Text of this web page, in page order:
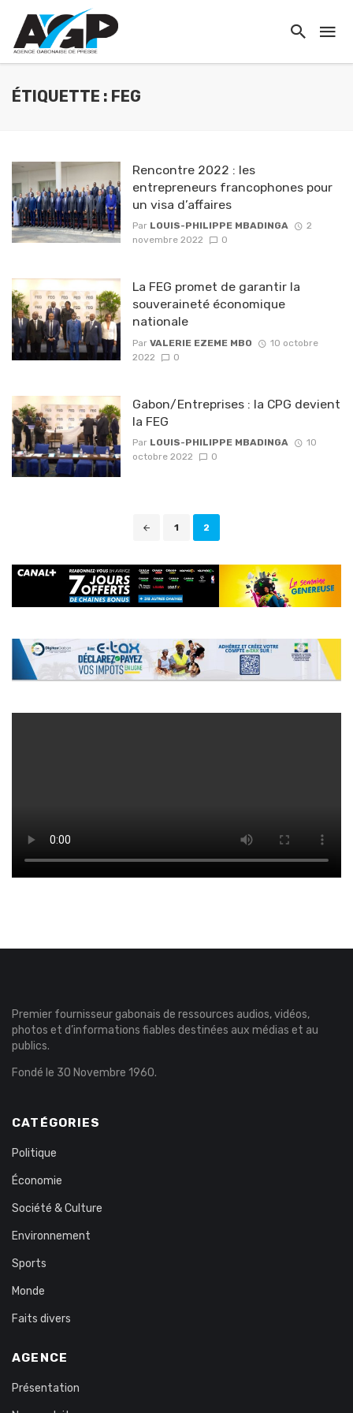
ÉTIQUETTE : FEG
Rencontre 2022 : les
entrepreneurs francophones pour
un visa d’affaires
Par LOUIS-PHILIPPE MBADINGA
2
novembre 2022
0
La FEG promet de garantir la
souveraineté économique
nationale
Par VALERIE EZEME MBO
10 octobre
2022
0
Gabon/Entreprises : la CPG devient
la FEG
Par LOUIS-PHILIPPE MBADINGA
10
octobre 2022
0
1 2
Premier fournisseur gabonais de ressources audios, vidéos,
photos et d’informations fiables destinées aux médias et au
publics.
Fondé le 30 Novembre 1960.
CATÉGORIES
Politique
Économie
Société & Culture
Environnement
Sports
Monde
Faits divers
AGENCE
Présentation